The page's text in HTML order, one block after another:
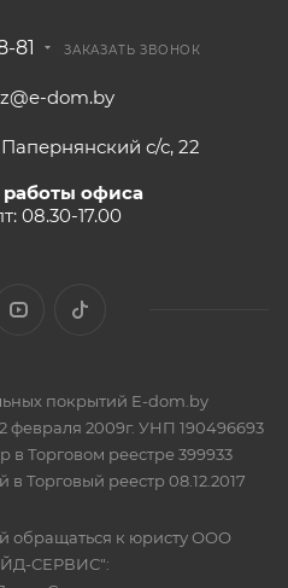
81 ЗАКАЗАТЬ ЗВОНОК
dom.by
с/с, 22
офиса
08.30-17.00
покрытий E-dom.by
2009г. УНП 190496693
Торговом реестре 399933
Торговый реестр 08.12.2017
обращаться к юристу ООО
СЕРВИС":